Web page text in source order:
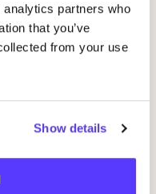
partners who
that you’ve
from your use
Show details
België